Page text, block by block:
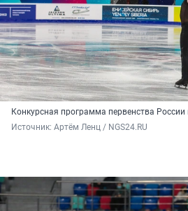
Конкурсная программа первенства
Источник: Артём Ленц / NGS24.RU